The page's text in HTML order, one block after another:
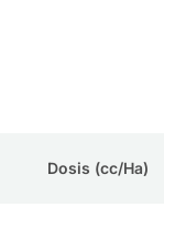
Dosis (cc/Ha)